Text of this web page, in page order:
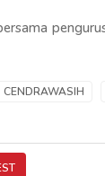
CENDRAWASIH